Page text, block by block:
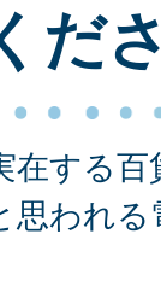
だ
在する
思われ